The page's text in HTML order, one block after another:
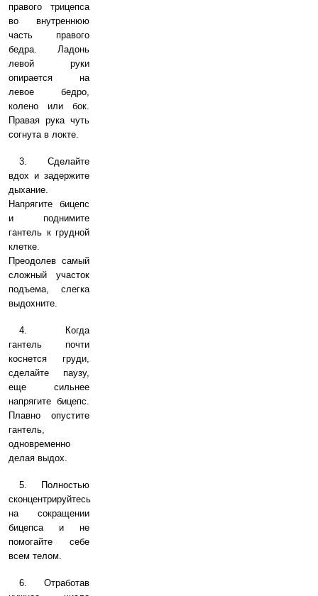
правого трицепса
во внутреннюю
часть правого
бедра. Ладонь
левой руки
опирается на
левое бедро,
колено или бок.
Правая рука чуть
согнута в локте.
3. Сделайте
вдох и задержите
дыхание.
Напрягите бицепс
и поднимите
гантель к грудной
клетке.
Преодолев самый
сложный участок
подъема, слегка
выдохните.
4. Когда
гантель почти
коснется груди,
сделайте паузу,
еще сильнее
напрягите бицепс.
Плавно опустите
гантель,
одновременно
делая выдох.
5. Полностью
сконцентрируйтесь
на сокращении
бицепса и не
помогайте себе
всем телом.
6. Отработав